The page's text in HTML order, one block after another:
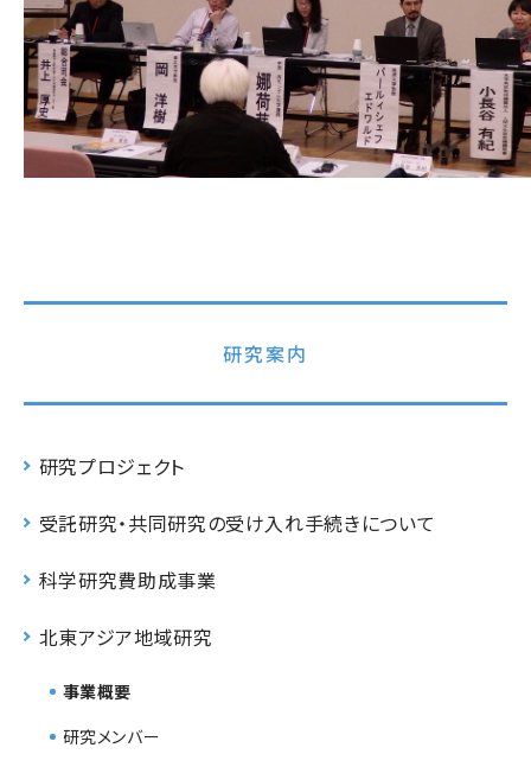
研究案内
研究プロジェクト
受託研究・共同研究の受け入れ手続きについて
科学研究費助成事業
北東アジア地域研究
事業概要
研究メンバー